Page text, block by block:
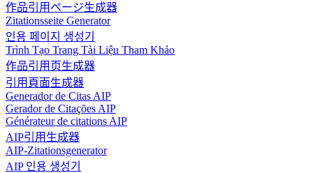
作品引用ページ生成器
Zitationsseite Generator
인용 페이지 생성기
Trình Tạo Trang Tài Liệu Tham Khảo
作品引用页生成器
引用頁面生成器
Generador de Citas AIP
Gerador de Citações AIP
Générateur de citations AIP
AIP引用生成器
AIP-Zitationsgenerator
AIP 인용 생성기